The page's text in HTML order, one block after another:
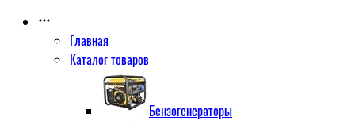
Главная
Каталог товаров
Бензогенераторы